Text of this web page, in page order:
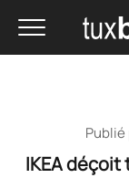
Publié
IKEA